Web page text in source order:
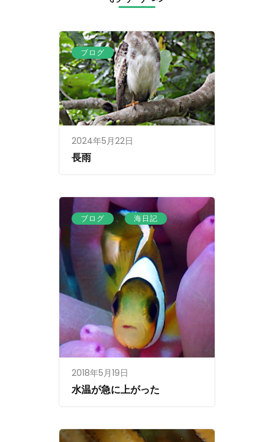
ブログ
2024年5月22日
長雨
ブログ 、 海日記
2018年5月19日
水温が急に上がった